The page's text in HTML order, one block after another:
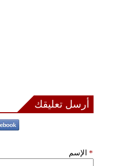
أرسل تعليقك
الإسم *